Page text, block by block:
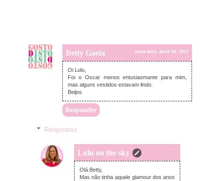
Betty Gaeta sexta-feira, abril 30, 2021
Oi Lulu,
Foi o Oscar menos entusiasmante para mim,
mas alguns vestidos estavam lindo.
Beijos
Responder
Respostas
Lulu on the sky
terça-feira, maio 04, 2021
Olá Betty,
Mas não tinha aquele glamour dos anos